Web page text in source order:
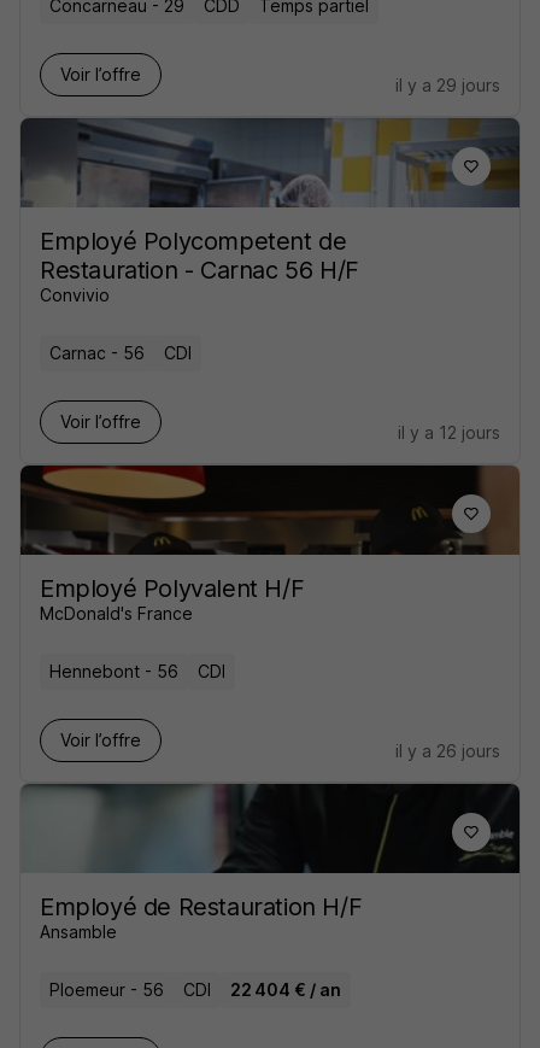
Concarneau - 29 CDD Temps partiel
Voir l’offre
il y a 29 jours
Employé Polycompetent de
Restauration - Carnac 56 H/F
Convivio
Carnac - 56 CDI
Voir l’offre
il y a 12 jours
Employé Polyvalent H/F
McDonald's France
Hennebont - 56 CDI
Voir l’offre
il y a 26 jours
Employé de Restauration H/F
Ansamble
Ploemeur - 56 CDI 22 404 € / an